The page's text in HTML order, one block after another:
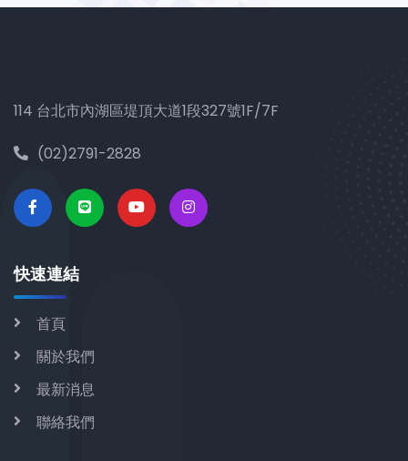
114 台北市內湖區堤頂大道1段327號1F/7F
(02)2791-2828
快速連結
首頁
關於我們
最新消息
聯絡我們